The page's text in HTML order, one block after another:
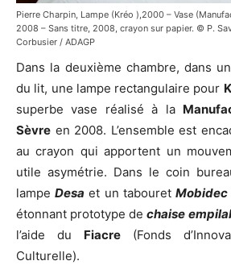
Pierre Charpin, Lampe (Kréo ),2000 – Vase
2008 – Sans titre, 2008, crayon sur papier. © P.
Corbusier / ADAGP
Dans la deuxième chambre, dans
du lit, une lampe rectangulaire pour
superbe vase réalisé à la
Sèvre en 2008. L’ensemble est
au crayon qui apportent un
utile asymétrie. Dans le coin
lampeDesa et un tabouretMobidec
étonnant prototype dechaise
l’aide du Fiacre (Fonds
Culturelle).